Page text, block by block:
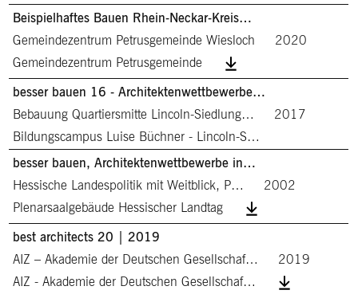
Beispielhaftes Bauen Rhein-Neckar-Kreis…
Gemeindezentrum Petrusgemeinde Wiesloch
2020
Gemeindezentrum Petrusgemeinde
besser bauen 16 - Architektenwettbewerbe…
Bebauung Quartiersmitte Lincoln-Siedlung…
2017
Bildungscampus Luise Büchner - Lincoln-S…
besser bauen, Architektenwettbewerbe in…
Hessische Landespolitik mit Weitblick, P…
2002
Plenarsaalgebäude Hessischer Landtag
best architects 20 | 2019
AIZ – Akademie der Deutschen Gesellschaf…
2019
AIZ - Akademie der Deutschen Gesellschaf…